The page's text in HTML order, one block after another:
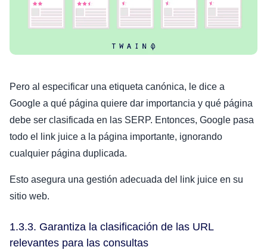
Pero al especificar una etiqueta canónica, le dice a
Google a qué página quiere dar importancia y qué página
debe ser clasificada en las SERP. Entonces, Google pasa
todo el link juice a la página importante, ignorando
cualquier página duplicada.
Esto asegura una gestión adecuada del link juice en su
sitio web.
1.3.3. Garantiza la clasificación de las URL
relevantes para las consultas